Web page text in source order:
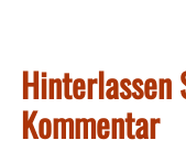
Hinterlassen
Kommentar